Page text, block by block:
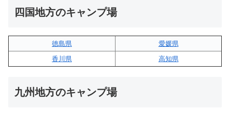
四国地方のキャンプ場
徳島県
愛媛県
香川県
高知県
九州地方のキャンプ場